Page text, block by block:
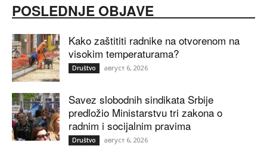
POSLEDNJE OBJAVE
Kako zaštititi radnike na otvorenom na
visokim temperaturama?
Društvo август 6, 2026
Savez slobodnih sindikata Srbije
predložio Ministarstvu tri zakona o
radnim i socijalnim pravima
Društvo август 6, 2026